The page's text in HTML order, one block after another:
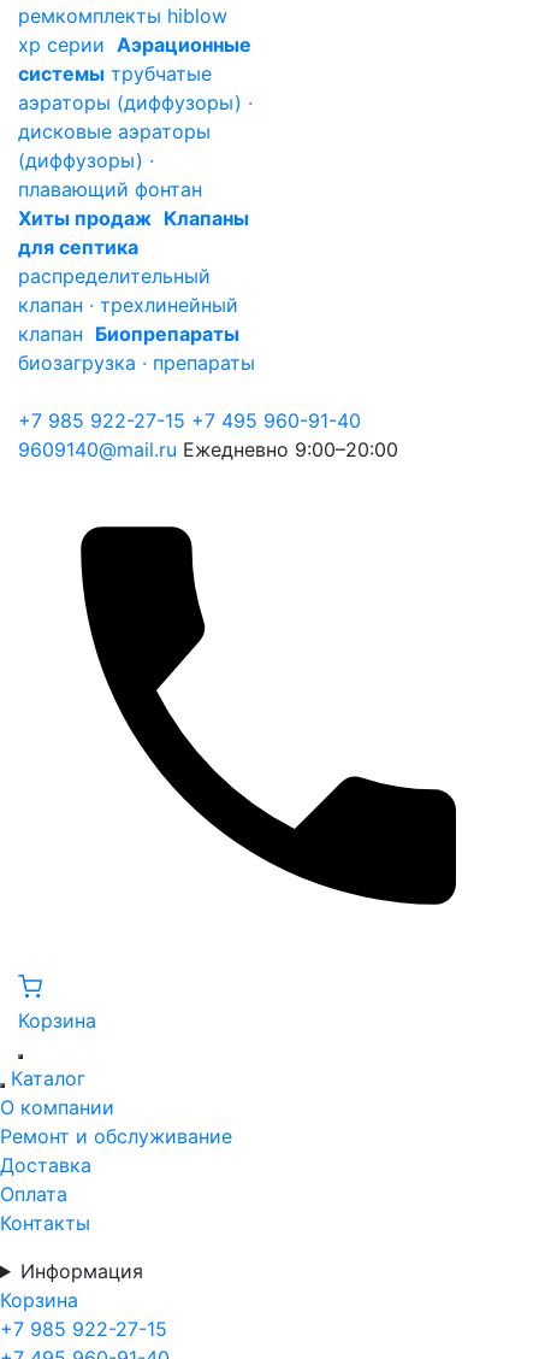
ремкомплекты hiblow
xp серии Аэрационные
системы трубчатые
аэраторы (диффузоры) ·
дисковые аэраторы
(диффузоры) ·
плавающий фонтан
Хиты продаж Клапаны
для септика
распределительный
клапан · трехлинейный
клапан Биопрепараты
биозагрузка · препараты
+7 985 922-27-15 +7 495 960-91-40
9609140@mail.ru Ежедневно 9:00–20:00
Корзина
Каталог
О компании
Ремонт и обслуживание
Доставка
Оплата
Контакты
Информация
Корзина
+7 985 922-27-15